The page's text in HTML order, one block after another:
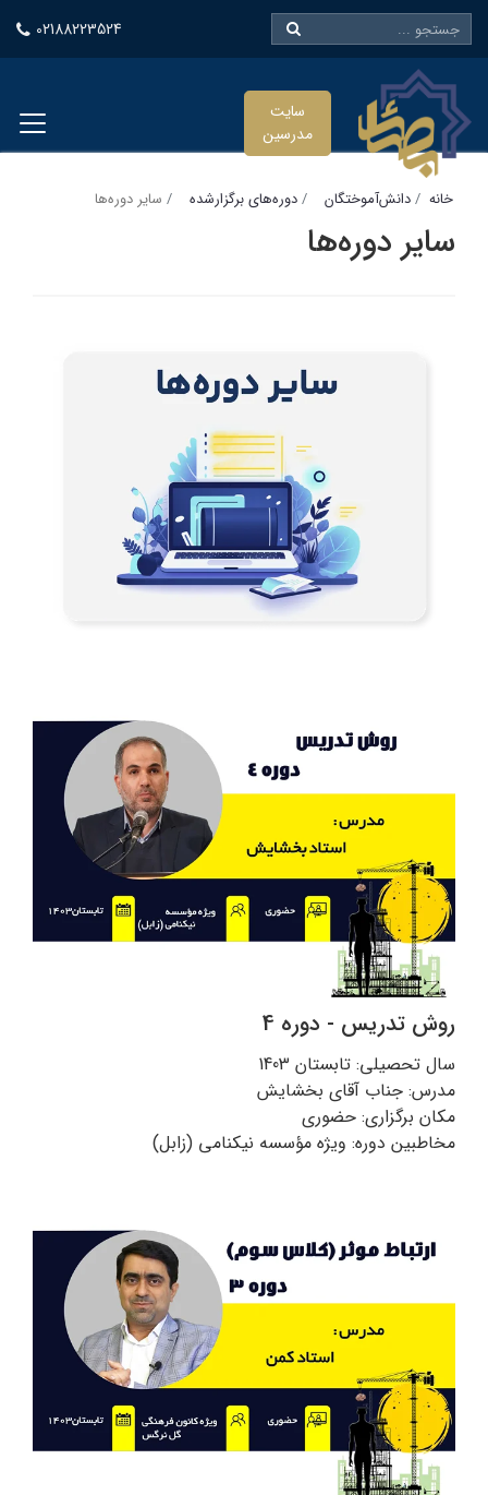
02188223524
سایت
مدرسین
خانه دانش‌آموختگان دوره‌های برگزارشده سایر دوره‌ها
سایر دوره‌ها
روش تدریس - دوره 4
سال تحصیلی: تابستان 1403
مدرس: جناب آقای بخشایش
مکان برگزاری: حضوری
مخاطبین دوره: ویژه مؤسسه نیکنامی (زابل)